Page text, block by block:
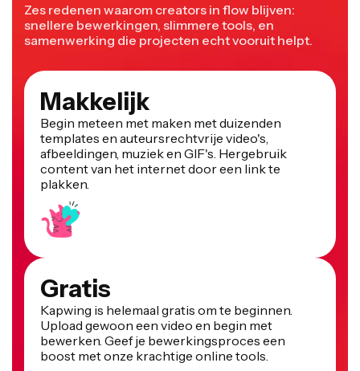
Zes redenen waarom creators in flow blijven:
snellere bewerkingen, slimmere tools, en
samenwerking die projecten echt vooruit helpt.
Makkelijk
Begin meteen met maken met duizenden
templates en auteursrechtvrije video's,
afbeeldingen, muziek en GIF's. Hergebruik
content van het internet door een link te
plakken.
Gratis
Kapwing is helemaal gratis om te beginnen.
Upload gewoon een video en begin met
bewerken. Geef je bewerkingsproces een
boost met onze krachtige online tools.